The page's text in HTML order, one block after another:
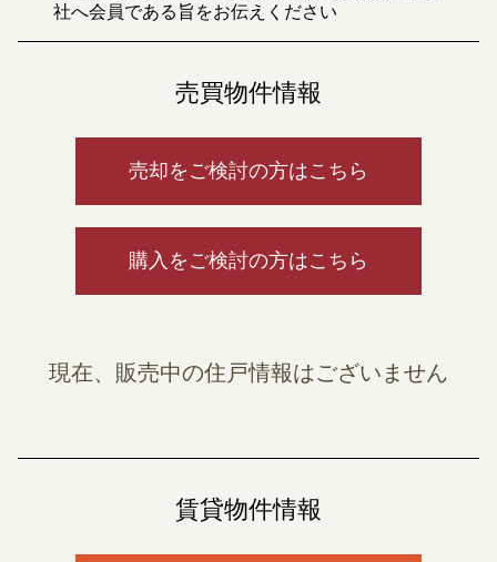
社へ会員である旨をお伝えください
売買物件情報
売却をご検討の方はこちら
購入をご検討の方はこちら
現在、販売中の住戸情報はございません
賃貸物件情報